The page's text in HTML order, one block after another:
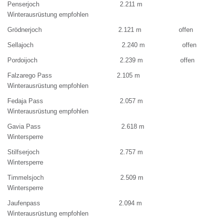
Penserjoch 2.211 m
Winterausrüstung empfohlen
Grödnerjoch 2.121 m offen
Sellajoch 2.240 m offen
Pordoijoch 2.239 m offen
Falzarego Pass 2.105 m
Winterausrüstung empfohlen
Fedaja Pass 2.057 m
Winterausrüstung empfohlen
Gavia Pass 2.618 m
Wintersperre
Stilfserjoch 2.757 m
Wintersperre
Timmelsjoch 2.509 m
Wintersperre
Jaufenpass 2.094 m
Winterausrüstung empfohlen